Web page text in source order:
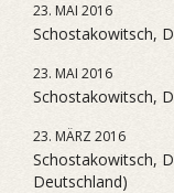
23. MAI 2016
Schostakowitsch,
23. MAI 2016
Schostakowitsch,
23. MÄRZ 2016
Schostakowitsch,
Deutschland)